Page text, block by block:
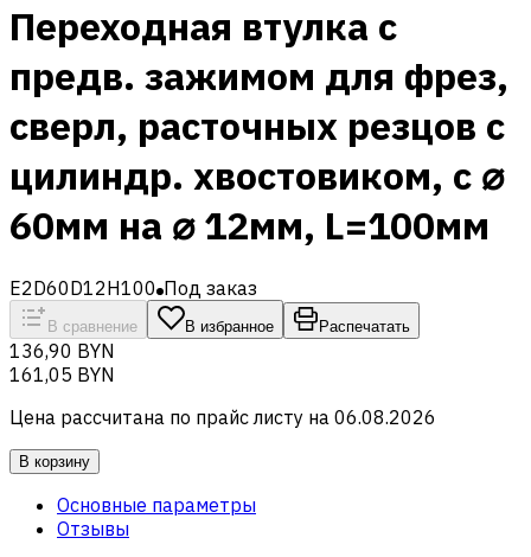
Переходная втулка с
предв. зажимом для фрез,
сверл, расточных резцов с
цилиндр. хвостовиком, с ⌀
60мм на ⌀ 12мм, L=100мм
E2D60D12H100 Под заказ
В сравнение В избранное Распечатать
136,90 BYN
161,05 BYN
Цена рассчитана по прайс листу на 06.08.2026
В корзину
Основные параметры
Отзывы